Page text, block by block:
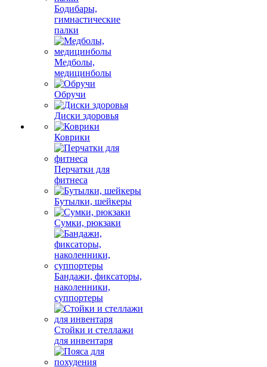
Бодибары,
гимнастические
палки
Медболы,
медицинболы
Обручи
Диски здоровья
Коврики
Перчатки для
фитнеса
Бутылки, шейкеры
Сумки, рюкзаки
Бандажи, фиксаторы,
наколенники,
суппортеры
Стойки и стеллажи
для инвентаря